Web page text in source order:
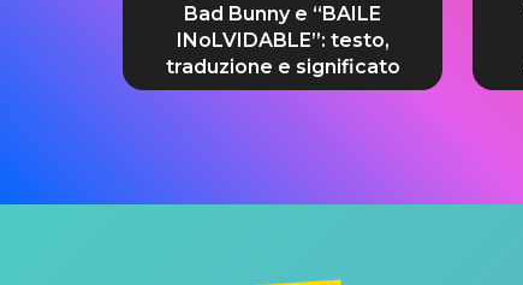
Bad Bunny e “BAILE
INoLVIDABLE”: testo,
traduzione e significato